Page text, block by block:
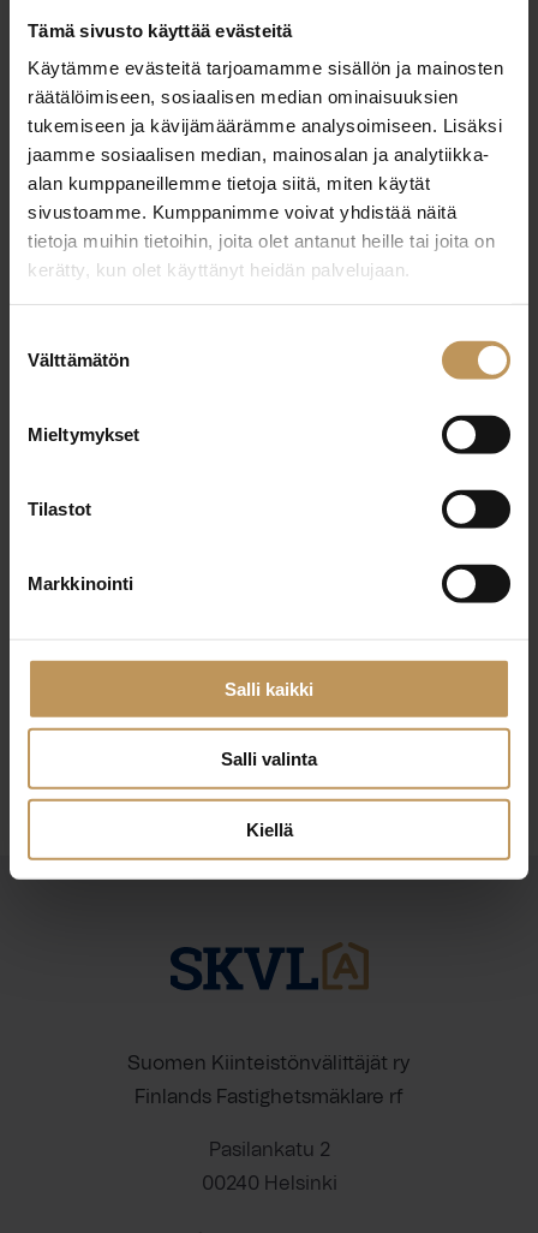
Tämä sivusto käyttää evästeitä
Käytämme evästeitä tarjoamamme sisällön ja mainosten
räätälöimiseen, sosiaalisen median ominaisuuksien
tukemiseen ja kävijämäärämme analysoimiseen. Lisäksi
jaamme sosiaalisen median, mainosalan ja analytiikka-
alan kumppaneillemme tietoja siitä, miten käytät
sivustoamme. Kumppanimme voivat yhdistää näitä
tietoja muihin tietoihin, joita olet antanut heille tai joita on
kerätty, kun olet käyttänyt heidän palvelujaan.
valinta
Välttämätön
Mieltymykset
Tilastot
Markkinointi
Salli kaikki
Salli valinta
Kiellä
29.2.2024
Kristian Sjölund
Lue artikkeli
Niklas Nousiainen
Lue artikkeli
Suomen Kiinteistönvälittäjät ry
Finlands Fastighetsmäklare rf
Pasilankatu 2
00240 Helsinki